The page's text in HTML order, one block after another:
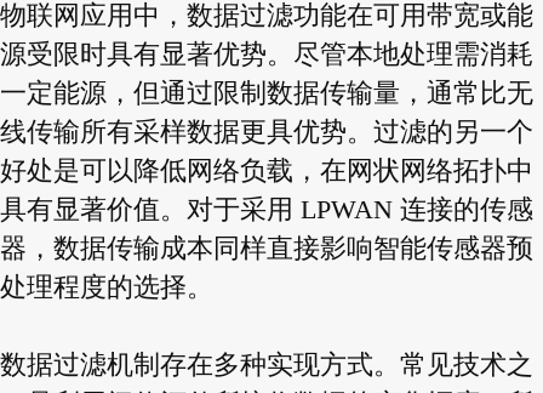
物联网应用中，数据过滤功能在可用带宽或能
源受限时具有显著优势。尽管本地处理需消耗
一定能源，但通过限制数据传输量，通常比无
线传输所有采样数据更具优势。过滤的另一个
好处是可以降低网络负载，在网状网络拓扑中
具有显著价值。对于采用 LPWAN 连接的传感
器，数据传输成本同样直接影响智能传感器预
处理程度的选择。
数据过滤机制存在多种实现方式。常见技术之